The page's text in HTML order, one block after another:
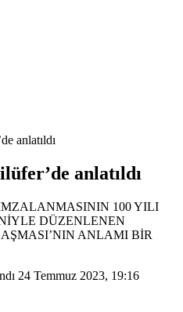
anlatıldı
anlatıldı
100 YILI
DÜZENLENEN
ANLAMI BİR
24 Temmuz 2023, 19:16